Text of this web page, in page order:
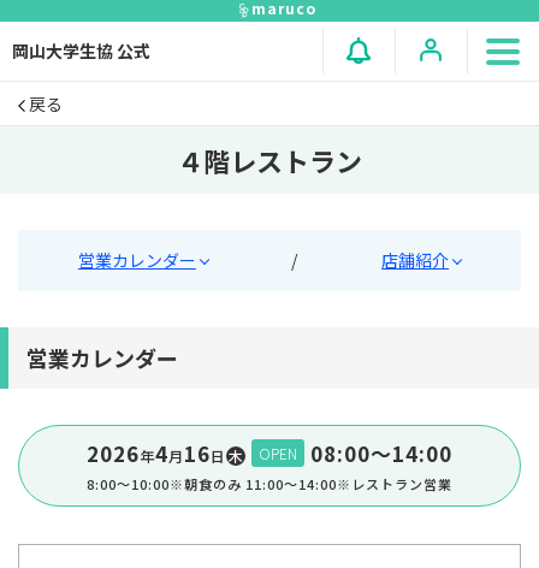
maruco
岡山大学生協 公式
戻る
４階レストラン
営業カレンダー / 店舗紹介
営業カレンダー
2026年4⽉16⽇ 木 OPEN 08:00〜14:00
8:00～10:00※朝食のみ 11:00～14:00※レストラン営業